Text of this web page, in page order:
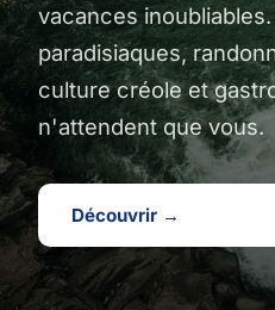
vacances inoubliables.
paradisiaques,
culture créole et
n'attendent que vous.
Découvrir →